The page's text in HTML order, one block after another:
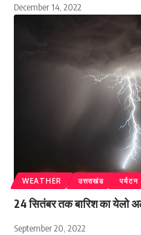
December 14, 2022
WEATHER उत्तराखंड पर्यटन
24 सितंबर तक बारिश का येलो
September 20, 2022